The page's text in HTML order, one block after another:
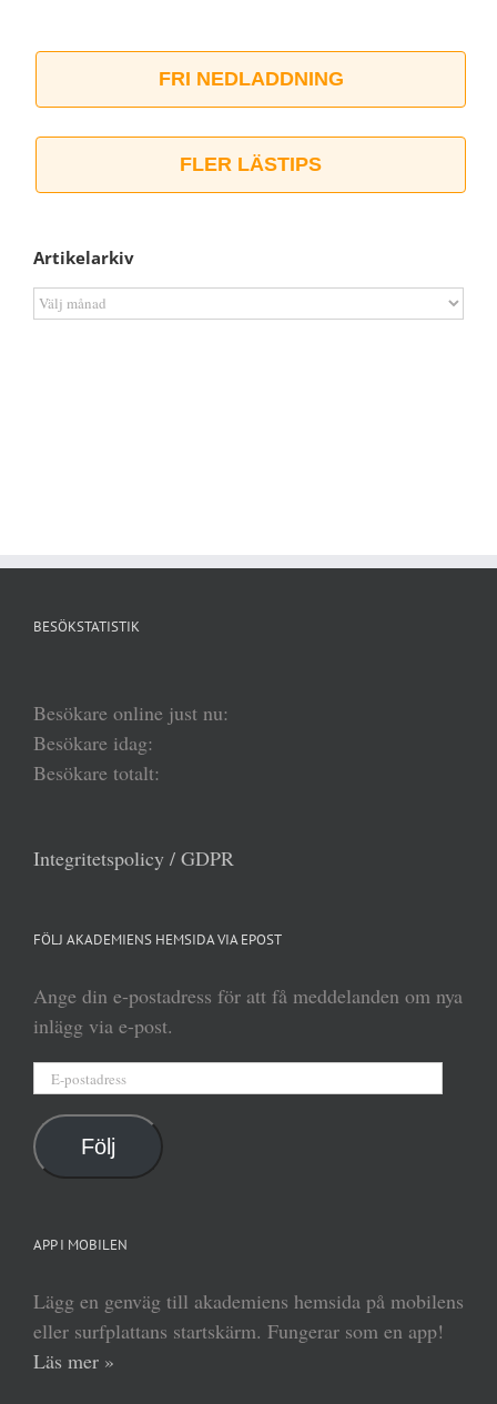
FRI NEDLADDNING
FLER LÄSTIPS
Artikelarkiv
Artikelarkiv
BESÖKSTATISTIK
Besökare online just nu:
Besökare idag:
Besökare totalt:
Integritetspolicy / GDPR
FÖLJ AKADEMIENS HEMSIDA VIA EPOST
Ange din e-postadress för att få meddelanden om nya
inlägg via e-post.
Följ
APP I MOBILEN
Lägg en genväg till akademiens hemsida på mobilens
eller surfplattans startskärm. Fungerar som en app!
Läs mer »